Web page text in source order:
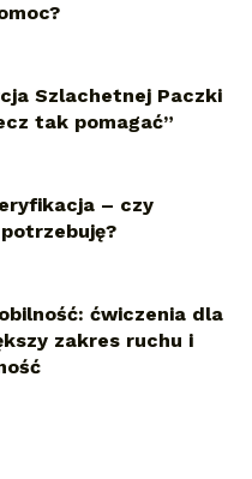
Szlachetnej Paczki
tak pomagać”
– czy
ćwiczenia dla
zakres ruchu i